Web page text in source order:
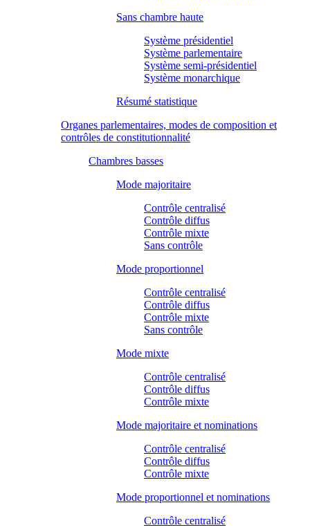
Sans chambre haute
Système présidentiel
Système parlementaire
Système semi-présidentiel
Système monarchique
Résumé statistique
Organes parlementaires, modes de composition et
contrôles de constitutionnalité
Chambres basses
Mode majoritaire
Contrôle centralisé
Contrôle diffus
Contrôle mixte
Sans contrôle
Mode proportionnel
Contrôle centralisé
Contrôle diffus
Contrôle mixte
Sans contrôle
Mode mixte
Contrôle centralisé
Contrôle diffus
Contrôle mixte
Mode majoritaire et nominations
Contrôle centralisé
Contrôle diffus
Contrôle mixte
Mode proportionnel et nominations
Contrôle centralisé